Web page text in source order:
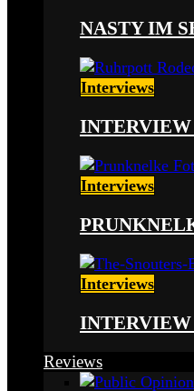
NASTY IM
Interviews
INTERVIEW
Interviews
Interviews
INTERVIEW
Reviews